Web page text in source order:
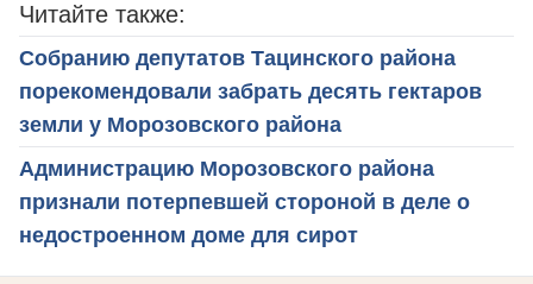
Читайте также:
Собранию депутатов Тацинского района
порекомендовали забрать десять гектаров
земли у Морозовского района
Администрацию Морозовского района
признали потерпевшей стороной в деле о
недостроенном доме для сирот